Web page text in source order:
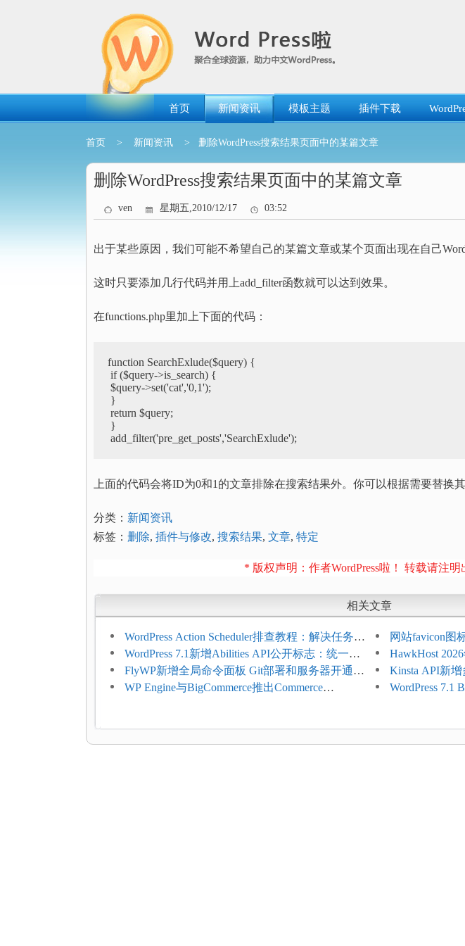
首页 新闻资讯 模板主题 插件下载
首页 > 新闻资讯 > 删除WordPress搜索结果页面中的某篇文章
删除WordPress搜索结果页面中的某篇文章
ven 星期五,2010/12/17 03:52
出于某些原因，我们可能不希望自己的某篇文章或某个页面出现在自己
这时只要添加几行代码并用上add_filter函数就可以达到效果。
在functions.php里加上下面的代码：
function SearchExlude($query) {
if ($query->is_search) {
$query->set('cat','0,1');
}
return $query;
}
上面的代码会将ID为0和1的文章排除在搜索结果外。你可以根据需要替换其
分类： 新闻资讯
标签： 删除, 插件与修改, 搜索结果, 文章, 特定
* 版权声明：作者WordPress啦！ 转载请注明
相关文章
WordPress Action Scheduler排查教程：解决任务积
压和订单延迟
网站favicon图
加方法
WordPress 7.1新增Abilities API公开标志：统一支
持REST API、MCP与AI代理
HawkHost
$2.61/月，高
FlyWP新增全局命令面板 Git部署和服务器开通更
方便
Kinsta API新增
WP Engine与BigCommerce推出Commerce
WordPress 7.1